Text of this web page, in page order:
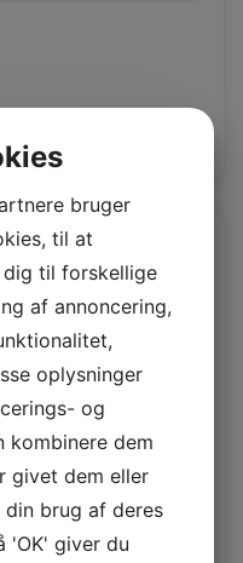
bruger
til at
dig til forskellige
af annoncering,
oplysninger
og
kombinere dem
givet dem eller
din brug af deres
'OK' giver du